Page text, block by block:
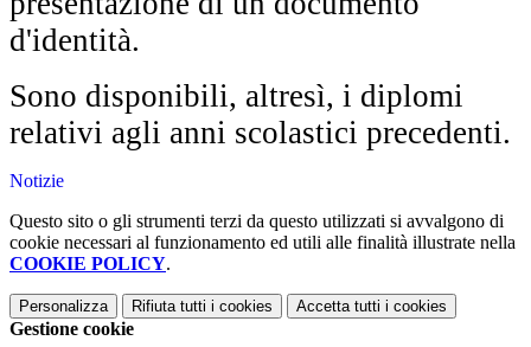
d'identità.
Sono disponibili, altresì, i diplomi
relativi agli anni scolastici precedenti.
Notizie
Questo sito o gli strumenti terzi da questo utilizzati si avvalgono di
cookie necessari al funzionamento ed utili alle finalità illustrate nella
COOKIE POLICY.
Personalizza Rifiuta tutti i cookies Accetta tutti i cookies
Gestione cookie